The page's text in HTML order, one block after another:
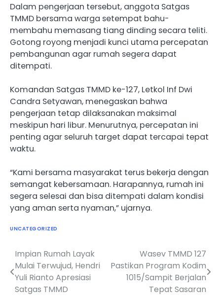
Dalam pengerjaan tersebut, anggota Satgas
TMMD bersama warga setempat bahu-
membahu memasang tiang dinding secara teliti.
Gotong royong menjadi kunci utama percepatan
pembangunan agar rumah segera dapat
ditempati.
Komandan Satgas TMMD ke-127, Letkol Inf Dwi
Candra Setyawan, menegaskan bahwa
pengerjaan tetap dilaksanakan maksimal
meskipun hari libur. Menurutnya, percepatan ini
penting agar seluruh target dapat tercapai tepat
waktu.
“Kami bersama masyarakat terus bekerja dengan
semangat kebersamaan. Harapannya, rumah ini
segera selesai dan bisa ditempati dalam kondisi
yang aman serta nyaman,” ujarnya.
UNCATEGORIZED
Navigasi
pos
Impian Rumah Layak
Mulai Terwujud, Hendri
Yuli Rianto Apresiasi
Satgas TMMD
Wasev TMMD 127
Pastikan Program Kodim
1015/Sampit Berjalan
Tepat Sasaran